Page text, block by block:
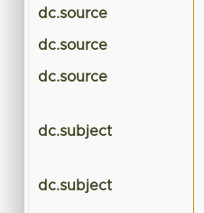
dc.source
dc.source
dc.source
dc.subject
dc.subject